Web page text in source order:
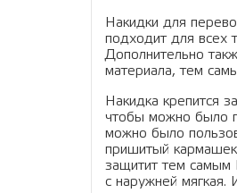
Накидки для
подходит для всех
Дополнительно
материала, тем
Накидка крепится
чтобы можно было
можно было
пришитый кармашек
защитит тем самым
с наружней мягкая.